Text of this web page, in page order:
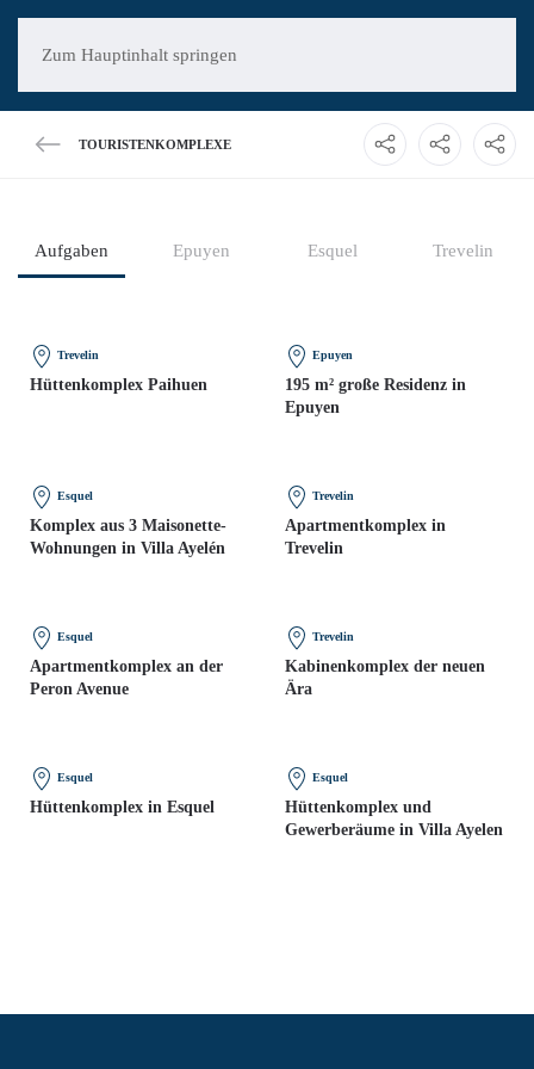
Zum Hauptinhalt springen
TOURISTENKOMPLEXE
Aufgaben Epuyen Esquel Trevelin
Trevelin
Hüttenkomplex Paihuen
Epuyen
195 m² große Residenz in
Epuyen
Esquel
Komplex aus 3 Maisonette-
Wohnungen in Villa Ayelén
Trevelin
Apartmentkomplex in
Trevelin
Esquel
Apartmentkomplex an der
Peron Avenue
Trevelin
Kabinenkomplex der neuen
Ära
Esquel
Hüttenkomplex in Esquel
Esquel
Hüttenkomplex und
Gewerberäume in Villa Ayelen